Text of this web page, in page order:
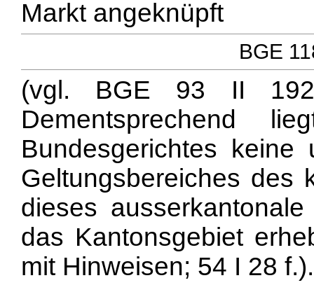
Markt angeknüpft
BGE
(vgl. BGE 93 II
Dementsprechend
Bundesgerichtes keine
Geltungsbereiches des
dieses
das Kantonsgebiet
mit Hinweisen; 54 I 28 f.).